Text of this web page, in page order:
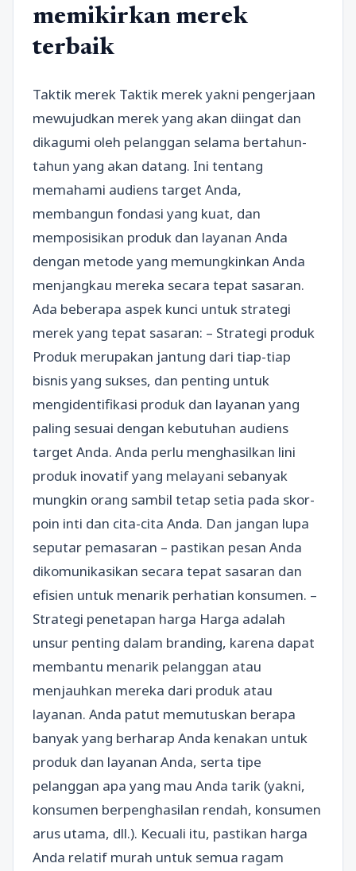
memikirkan merek
terbaik
Taktik merek Taktik merek yakni pengerjaan
mewujudkan merek yang akan diingat dan
dikagumi oleh pelanggan selama bertahun-
tahun yang akan datang. Ini tentang
memahami audiens target Anda,
membangun fondasi yang kuat, dan
memposisikan produk dan layanan Anda
dengan metode yang memungkinkan Anda
menjangkau mereka secara tepat sasaran.
Ada beberapa aspek kunci untuk strategi
merek yang tepat sasaran: – Strategi produk
Produk merupakan jantung dari tiap-tiap
bisnis yang sukses, dan penting untuk
mengidentifikasi produk dan layanan yang
paling sesuai dengan kebutuhan audiens
target Anda. Anda perlu menghasilkan lini
produk inovatif yang melayani sebanyak
mungkin orang sambil tetap setia pada skor-
poin inti dan cita-cita Anda. Dan jangan lupa
seputar pemasaran – pastikan pesan Anda
dikomunikasikan secara tepat sasaran dan
efisien untuk menarik perhatian konsumen. –
Strategi penetapan harga Harga adalah
unsur penting dalam branding, karena dapat
membantu menarik pelanggan atau
menjauhkan mereka dari produk atau
layanan. Anda patut memutuskan berapa
banyak yang berharap Anda kenakan untuk
produk dan layanan Anda, serta tipe
pelanggan apa yang mau Anda tarik (yakni,
konsumen berpenghasilan rendah, konsumen
arus utama, dll.). Kecuali itu, pastikan harga
Anda relatif murah untuk semua ragam